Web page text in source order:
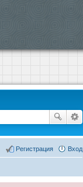
Вход
Регистрация